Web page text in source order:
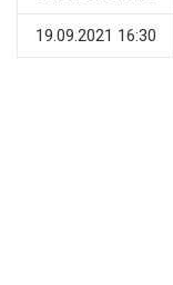
19.09.2021 16:30